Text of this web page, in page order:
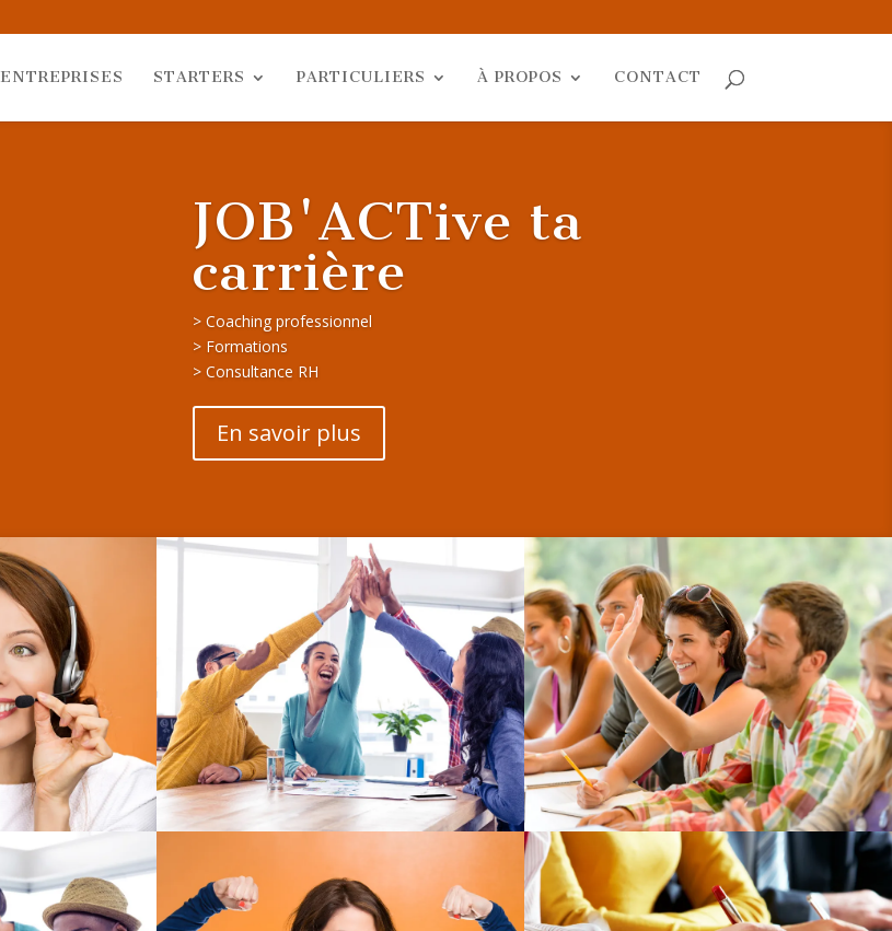
ENTREPRISES STARTERS PARTICULIERS À PROPOS CONTACT
JOB'ACTive ta
carrière
> Coaching professionnel
> Formations
> Consultance RH
En savoir plus